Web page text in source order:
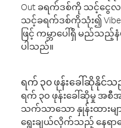
Out ခရက်ဒစ်ကို သင့်ငွေ
သင့်ခရက်ဒစ်ကိုသုံး၍
ဖြင့် ကမ္ဘာပေါ်ရှိ မည်သ
ပါသည်။
ရက် ၃၀ ဖုန်းခေါ်ဆိုနိုင်
ရက် ၃၀ ဖုန်းခေါ်ဆိုမှု အ
သက်သာသော နှုန်းထားမျ
ရွေးချယ်လိုက်သည့် နေရာ